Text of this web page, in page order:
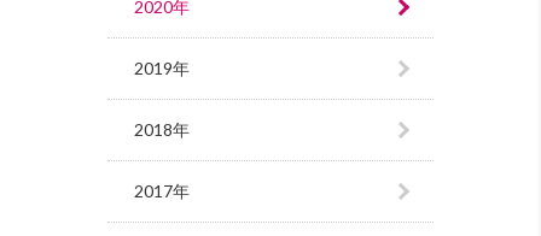
2020年
2019年
2018年
2017年